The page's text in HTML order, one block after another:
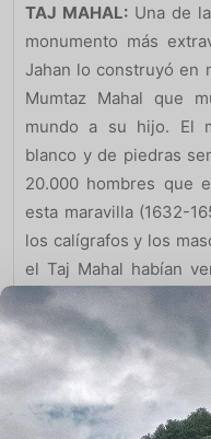
TAJ MAHAL: Una de
monumento más
Jahan lo construyó en
Mumtaz Mahal que
mundo a su hijo. El
blanco y de piedras
20.000 hombres que
esta maravilla (1632-
los calígrafos y los
el Taj Mahal habían
(Irán). El Taj Mahal es
de Mogol, y patrimonio
Día 08: Varanasi:
temprano paseo en
rituales. Veremos la